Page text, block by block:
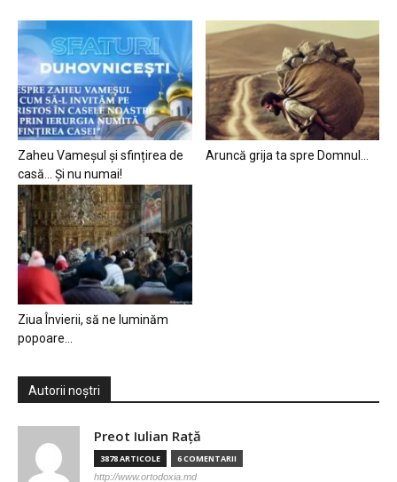
Zaheu Vameșul și sfințirea de
casă… Și nu numai!
Aruncă grija ta spre Domnul…
Ziua Învierii, să ne luminăm
popoare…
Autorii noștri
Preot Iulian Raţă
3878 ARTICOLE 6 COMENTARII
http://www.ortodoxia.md